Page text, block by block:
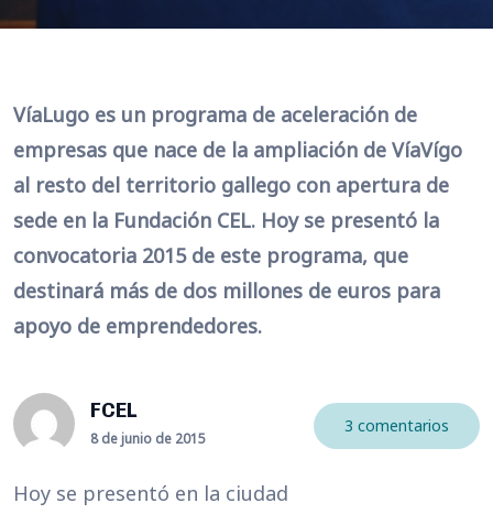
VíaLugo es un programa de aceleración de
empresas que nace de la ampliación de VíaVígo
al resto del territorio gallego con apertura de
sede en la Fundación CEL. Hoy se presentó la
convocatoria 2015 de este programa, que
destinará más de dos millones de euros para
apoyo de emprendedores.
FCEL
8 de junio de 2015
3 comentarios
Hoy se presentó en la ciudad